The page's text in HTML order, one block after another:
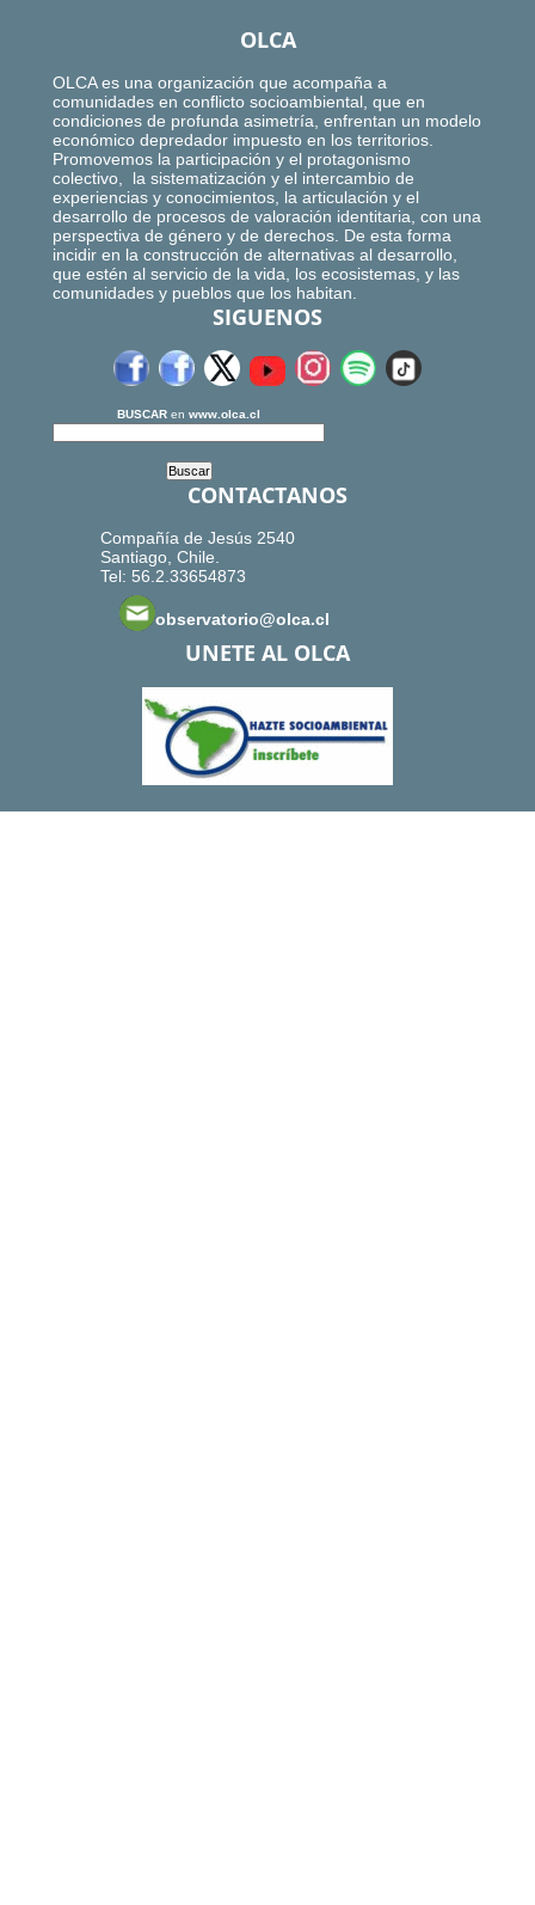
OLCA
OLCA es una organización que acompaña a
comunidades en conflicto socioambiental, que en
condiciones de profunda asimetría, enfrentan un modelo
económico depredador impuesto en los territorios.
Promovemos la participación y el protagonismo
colectivo, la sistematización y el intercambio de
experiencias y conocimientos, la articulación y el
desarrollo de procesos de valoración identitaria, con una
perspectiva de género y de derechos. De esta forma
incidir en la construcción de alternativas al desarrollo,
que estén al servicio de la vida, los ecosistemas, y las
comunidades y pueblos que los habitan.
SIGUENOS
BUSCAR en www.olca.cl
CONTACTANOS
Compañía de Jesús 2540
Santiago, Chile.
Tel: 56.2.33654873
observatorio@olca.cl
UNETE AL OLCA